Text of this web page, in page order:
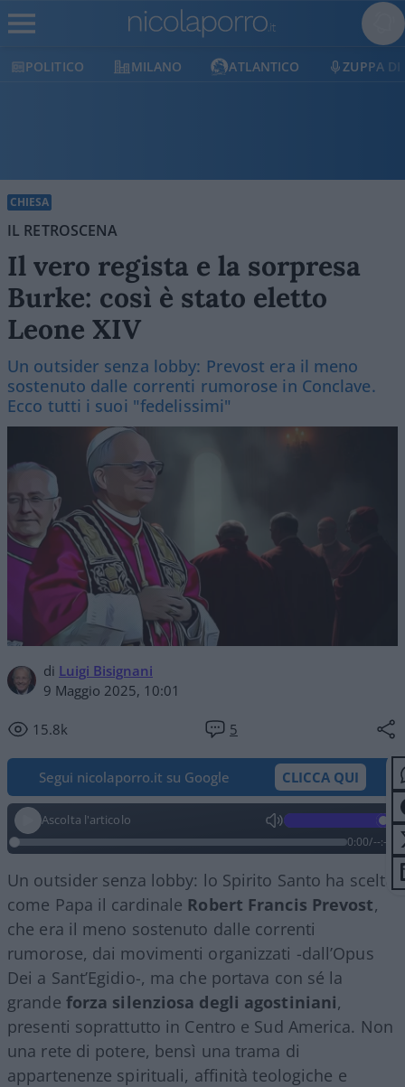
POLITICO MILANO ATLANTICO ZUPPA DI
CHIESA
IL RETROSCENA
Il vero regista e la sorpresa
Burke: così è stato eletto
Leone XIV
Un outsider senza lobby: Prevost era il meno
sostenuto dalle correnti rumorose in Conclave.
Ecco tutti i suoi "fedelissimi"
di Luigi Bisignani
9 Maggio 2025, 10:01
15.8k 5
Segui nicolaporro.it su Google CLICCA QUI
Ascolta l'articolo
0:00/--:--
Un outsider senza lobby: lo Spirito Santo ha scelto
come Papa il cardinale Robert Francis Prevost,
che era il meno sostenuto dalle correnti
rumorose, dai movimenti organizzati -dall’Opus
Dei a Sant’Egidio-, ma che portava con sé la
grande forza silenziosa degli agostiniani,
presenti soprattutto in Centro e Sud America. Non
una rete di potere, bensì una trama di
appartenenze spirituali, affinità teologiche e